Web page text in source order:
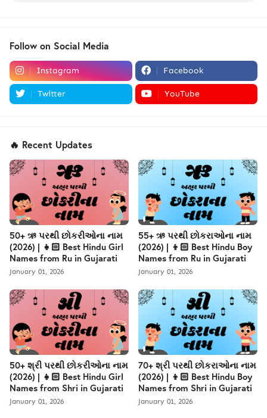
Follow on Social Media
Instagram Facebook
Twitter YouTube
🔥 Recent Updates
50+ ઋ પરથી છોકરીઓના નામ
(2026) | 👧🏻 Best Hindu Girl
Names from Ru in Gujarati
January 01, 2026
55+ ઋ પરથી છોકરાઓના નામ
(2026) | 👦🏻 Best Hindu Boy
Names from Ru in Gujarati
January 01, 2026
50+ શ્રી પરથી છોકરીઓના નામ
(2026) | 👧🏻 Best Hindu Girl
Names from Shri in Gujarati
January 01, 2026
70+ શ્રી પરથી છોકરાઓના નામ
(2026) | 👦🏻 Best Hindu Boy
Names from Shri in Gujarati
January 01, 2026